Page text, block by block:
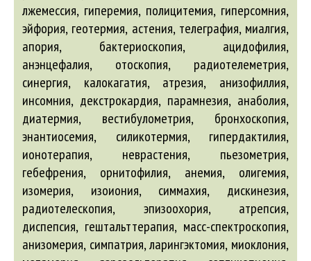
лжемессия, гиперемия, полицитемия, гиперсомния,
эйфория, геотермия, астения, телеграфия, миалгия,
апория, бактериоскопия, ацидофилия,
анэнцефалия, отоскопия, радиотелеметрия,
синергия, калокагатия, атрезия, анизофиллия,
инсомния, декстрокардия, парамнезия, анаболия,
диатермия, вестибулометрия, бронхоскопия,
энантиосемия, силикотермия, гипердактилия,
ионотерапия, неврастения, пьезометрия,
гебефрения, орнитофилия, анемия, олигемия,
изомерия, изоиония, симмахия, дискинезия,
радиотелескопия, эпизоохория, атрепсия,
диспепсия, гештальттерапия, масс-спектроскопия,
анизомерия, симпатрия, ларингэктомия, миоклония,